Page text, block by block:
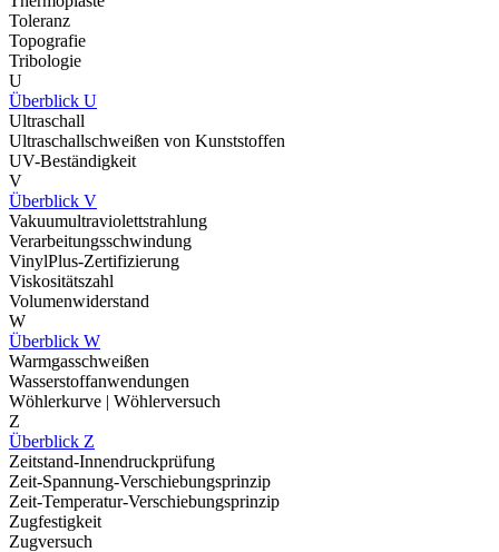
Toleranz
Topografie
Tribologie
U
Überblick U
Ultraschall
Ultraschallschweißen von Kunststoffen
UV-Beständigkeit
V
Überblick V
Vakuumultraviolettstrahlung
Verarbeitungsschwindung
VinylPlus-Zertifizierung
Viskositätszahl
Volumenwiderstand
W
Überblick W
Warmgasschweißen
Wasserstoffanwendungen
Wöhlerkurve | Wöhlerversuch
Z
Überblick Z
Zeitstand-Innendruckprüfung
Zeit-Spannung-Verschiebungsprinzip
Zeit-Temperatur-Verschiebungsprinzip
Zugfestigkeit
Zugversuch